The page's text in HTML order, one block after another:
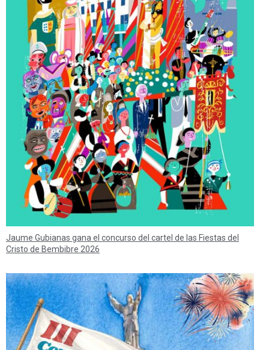
Jaume Gubianas gana el concurso del cartel de las Fiestas del
Cristo de Bembibre 2026